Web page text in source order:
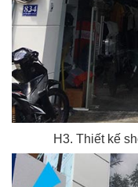
H3. Thiết kế